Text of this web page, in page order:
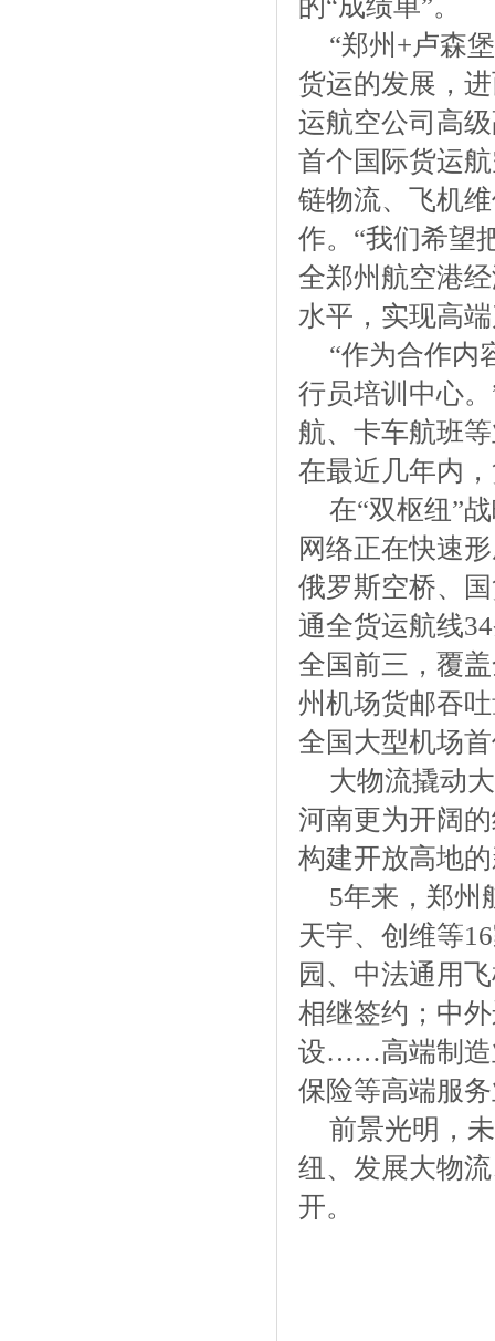
的“成绩单”。
“郑州+卢森
货运的发展，
运航空公司高
首个国际货运
链物流、飞机
作。“我们希望
全郑州航空港
水平，实现高
“作为合作内
行员培训中心
航、卡车航班
在最近几年内
在“双枢纽”
网络正在快速
俄罗斯空桥、
通全货运航线
全国前三，覆
州机场货邮吞
全国大型机场
大物流撬动
河南更为开阔
构建开放高地
5年来，郑
天宇、创维等
园、中法通用
相继签约；中
设……高端制造
保险等高端服
前景光明，
纽、发展大物
开。